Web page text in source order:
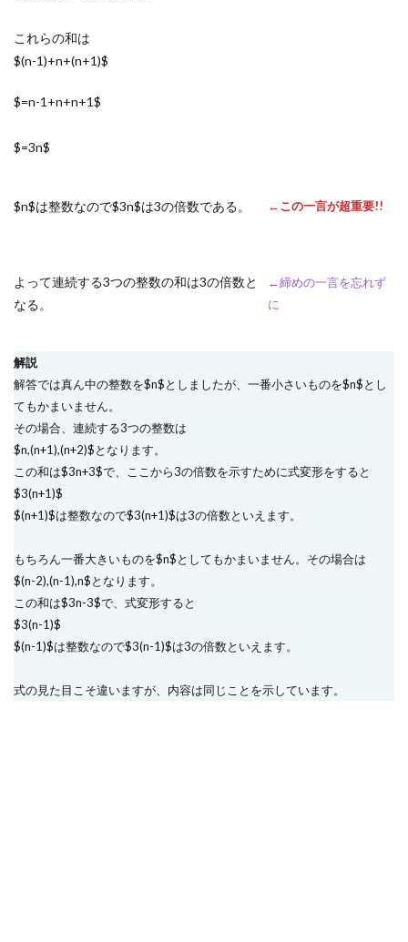
これらの和は
$(n-1)+n+(n+1)$
$=n-1+n+n+1$
$=3n$
$n$は整数なので$3n$は3の倍数である。 ←この一言が超重要!!
よって連続する3つの整数の和は3の倍数と
なる。
←締めの一言を忘れず
に
解説
解答では真ん中の整数を$n$としましたが、一番小さいものを$n$とし
てもかまいません。
その場合、連続する3つの整数は
$n,(n+1),(n+2)$となります。
この和は$3n+3$で、ここから3の倍数を示すために式変形をすると
$3(n+1)$
$(n+1)$は整数なので$3(n+1)$は3の倍数といえます。
もちろん一番大きいものを$n$としてもかまいません。その場合は
$(n-2),(n-1),n$となります。
この和は$3n-3$で、式変形すると
$3(n-1)$
$(n-1)$は整数なので$3(n-1)$は3の倍数といえます。
式の見た目こそ違いますが、内容は同じことを示しています。